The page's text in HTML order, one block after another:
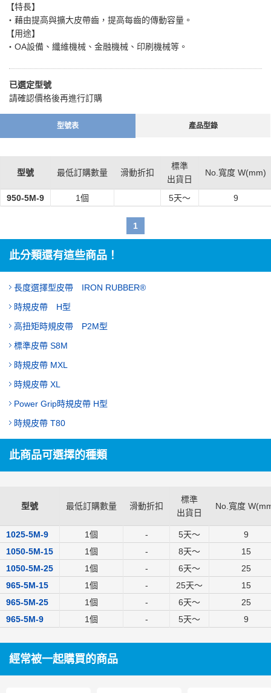
【特長】
・藉由提高與擴大皮帶齒，提高每齒的傳動容量。
【用途】
・OA設備、纖維機械、金融機械、印刷機械等。
已選定型號
請確認價格後再進行訂購
型號表 產品型錄
型號 最低訂購數量 滑動折扣
標準
出貨日
No.寬度 W(mm)
950-5M-9 1個 5天～ 9
1
此分類還有這些商品！
長度選擇型皮帶 IRON RUBBER®
時規皮帶 H型
高扭矩時規皮帶 P2M型
標準皮帶 S8M
時規皮帶 MXL
時規皮帶 XL
Power Grip時規皮帶 H型
時規皮帶 T80
此商品可選擇的種類
型號 最低訂購數量 滑動折扣
標準
出貨日
No.寬度
1025-5M-9 1個 - 5天～
9
1050-5M-15
1個 - 8天～
15
1050-5M-25
1個 - 6天～
25
965-5M-15
1個 - 25天～
15
965-5M-25
1個 - 6天～
25
965-5M-9
1個 - 5天～ 9
經常被一起購買的商品